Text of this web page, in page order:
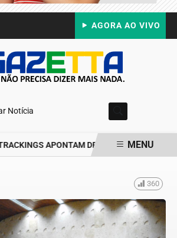
AGORA AO VIVO
Notícia
APONTAM DRA. RAISSA SOARES E
MENU
360